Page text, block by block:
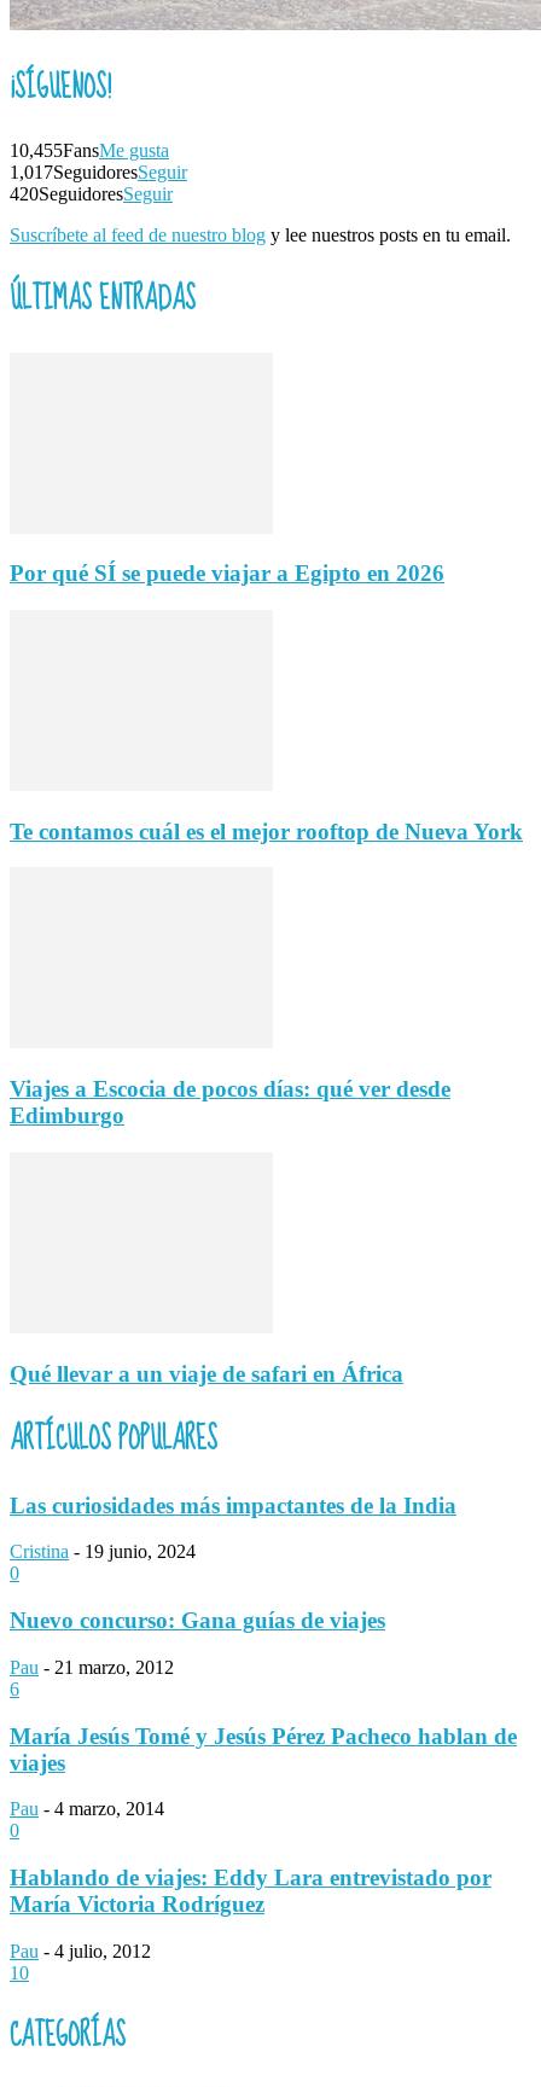
¡SÍGUENOS!
10,455FansMe gusta
1,017SeguidoresSeguir
420SeguidoresSeguir
Suscríbete al feed de nuestro blog y lee nuestros posts en tu email.
ÚLTIMAS ENTRADAS
Por qué SÍ se puede viajar a Egipto en 2026
Te contamos cuál es el mejor rooftop de Nueva York
Viajes a Escocia de pocos días: qué ver desde
Edimburgo
Qué llevar a un viaje de safari en África
ARTÍCULOS POPULARES
Las curiosidades más impactantes de la India
Cristina - 19 junio, 2024
0
Nuevo concurso: Gana guías de viajes
Pau - 21 marzo, 2012
6
María Jesús Tomé y Jesús Pérez Pacheco hablan de
viajes
Pau - 4 marzo, 2014
0
Hablando de viajes: Eddy Lara entrevistado por
María Victoria Rodríguez
Pau - 4 julio, 2012
10
CATEGORÍAS